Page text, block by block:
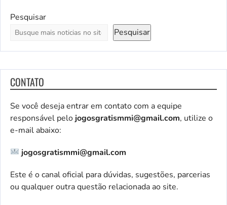
Pesquisar
Pesquisar
CONTATO
Se você deseja entrar em contato com a equipe
responsável pelo jogosgratismmi@gmail.com, utilize o
e-mail abaixo:
jogosgratismmi@gmail.com
Este é o canal oficial para dúvidas, sugestões, parcerias
ou qualquer outra questão relacionada ao site.